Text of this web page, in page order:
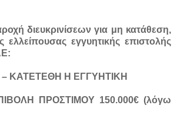
διευκρινίσεων για μη κατάθεση,
ελλείπουσας εγγυητικής επιστολής
ΚΑΤΕΤΕΘΗ Η ΕΓΓΥΗΤΙΚΗ
ΠΡΟΣΤΙΜΟΥ 150.000€ (λόγω